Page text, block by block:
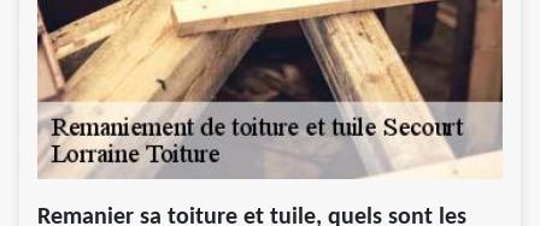
Remanier sa toiture et tuile, quels sont les